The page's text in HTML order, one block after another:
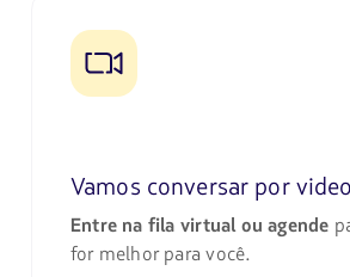
Vamos conversar por
Entre na fila virtual ou agende
for melhor para você.